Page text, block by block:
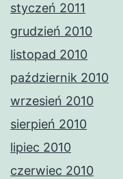
styczeń 2011
grudzień 2010
listopad 2010
październik 2010
wrzesień 2010
sierpień 2010
lipiec 2010
czerwiec 2010